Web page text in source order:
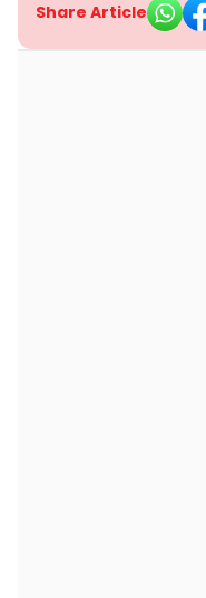
Share Article